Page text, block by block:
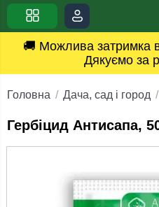
🚚 Можлива затримка
Дякуємо за
Головна Дача, сад і город
Гербіцид Антисапа,